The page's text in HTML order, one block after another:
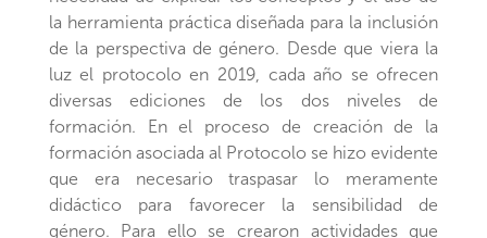
la herramienta práctica diseñada para la inclusión
de la perspectiva de género. Desde que viera la
luz el protocolo en 2019, cada año se ofrecen
diversas ediciones de los dos niveles de
formación. En el proceso de creación de la
formación asociada al Protocolo se hizo evidente
que era necesario traspasar lo meramente
didáctico para favorecer la sensibilidad de
género. Para ello se crearon actividades que